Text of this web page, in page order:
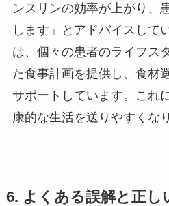
ンスリンの効率が上がり、
します」とアドバイスして
は、個々の患者のライフス
た食事計画を提供し、食材
サポートしています。これ
康的な生活を送りやすくな
6. よくある誤解と正し